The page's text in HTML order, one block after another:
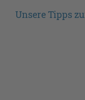
Unsere Tipps